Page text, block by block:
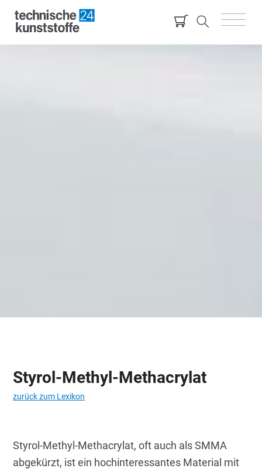
Styrol-Methyl-Methacrylat
zurück zum Lexikon
Styrol-Methyl-Methacrylat, oft auch als SMMA
abgekürzt, ist ein hochinteressantes Material mit